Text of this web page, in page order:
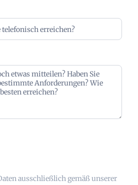
ausschließlich gemäß unserer